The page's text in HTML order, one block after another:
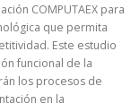
COMPUTAEX para
que permita
Este estudio
funcional de la
los procesos de
en la